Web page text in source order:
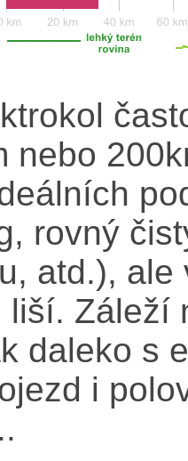
nebo
rovný
atd.),
liší. Záleží
daleko s
i